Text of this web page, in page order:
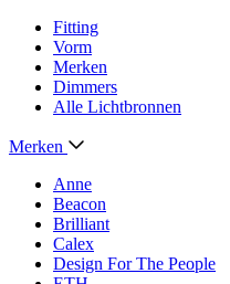
Fitting
Vorm
Merken
Dimmers
Alle Lichtbronnen
Merken
Anne
Beacon
Brilliant
Calex
Design For The People